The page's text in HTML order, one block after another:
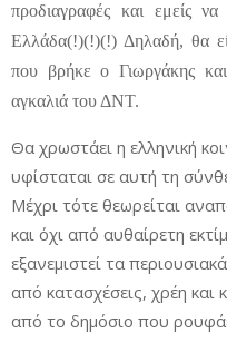
προδιαγραφές και εμείς
Ελλάδα(!)(!)(!) Δηλαδή, θα
που βρήκε ο Γιωργάκης
αγκαλιά του ΔΝΤ.
Θα χρωστάει η ελληνική
υφίσταται σε αυτή τη
Μέχρι τότε θεωρείται
και όχι από αυθαίρετη
εξανεμιστεί τα
από κατασχέσεις, χρέη και
από το δημόσιο που